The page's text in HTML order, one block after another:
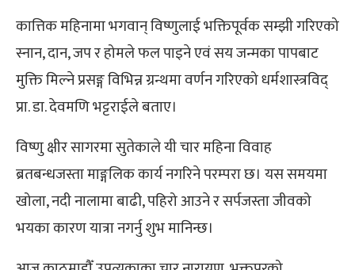
कात्तिक महिनामा भगवान् विष्णुलाई भक्तिपूर्वक सम्झी गरिएको
स्नान, दान, जप र होमले फल पाइने एवं सय जन्मका पापबाट
मुक्ति मिल्ने प्रसङ्ग विभिन्न ग्रन्थमा वर्णन गरिएको धर्मशास्त्रविद्
प्रा. डा. देवमणि भट्टराईले बताए।
विष्णु क्षीर सागरमा सुतेकाले यी चार महिना विवाह
ब्रतबन्धजस्ता माङ्गलिक कार्य नगरिने परम्परा छ। यस समयमा
खोला, नदी नालामा बाढी, पहिरो आउने र सर्पजस्ता जीवको
भयका कारण यात्रा नगर्नु शुभ मानिन्छ।